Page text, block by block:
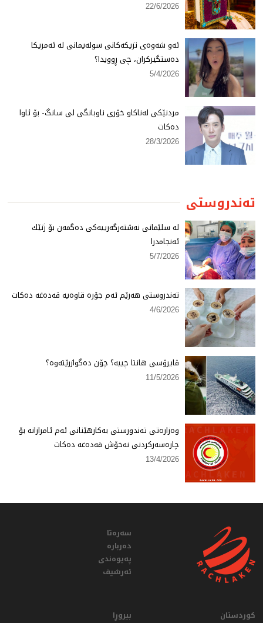
22/6/2026
ئەو شەوەی نزیكەكانی سولەیمانی لە ئەمریكا
دەستگیركران، چی ڕوویدا؟
5/4/2026
مردنێكی لەناكاو خۆری ناوبانگی لی سانگ- بۆ ئاوا
دەكات
28/3/2026
تەندروستی
لە سلێمانی نەشتەرگەرییەكی دەگمەن بۆ ژنێك
ئەنجامدرا
5/7/2026
تەندروستی هەرێم ئەم جۆرە قاوەیە قەدەغە دەكات
4/6/2026
ڤایرۆسی هانتا چییە؟ چۆن دەگوازرێتەوە؟
11/5/2026
وەزارەتی تەندورستی بەكارهێنانی ئەم ئامرازانە بۆ
چارەسەركردنی نەخۆش قەدەغە دەكات
13/4/2026
سەرەتا
دەربارە
پەیوەندی
ئەرشیف
کوردستان
بیروڕا